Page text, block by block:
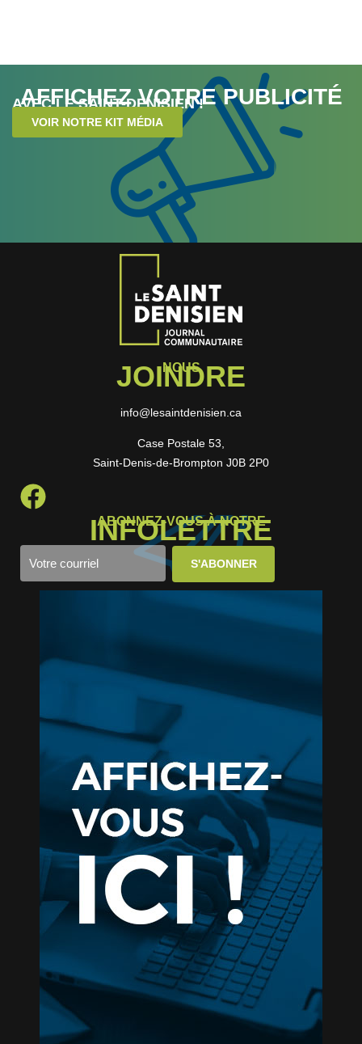
AFFICHEZ VOTRE PUBLICITÉ
AVEC LE SAINT-DENISIEN !
VOIR NOTRE KIT MÉDIA
NOUS
JOINDRE
info@lesaintdenisien.ca
Case Postale 53,
Saint-Denis-de-Brompton J0B 2P0
ABONNEZ-VOUS À NOTRE
INFOLETTRE